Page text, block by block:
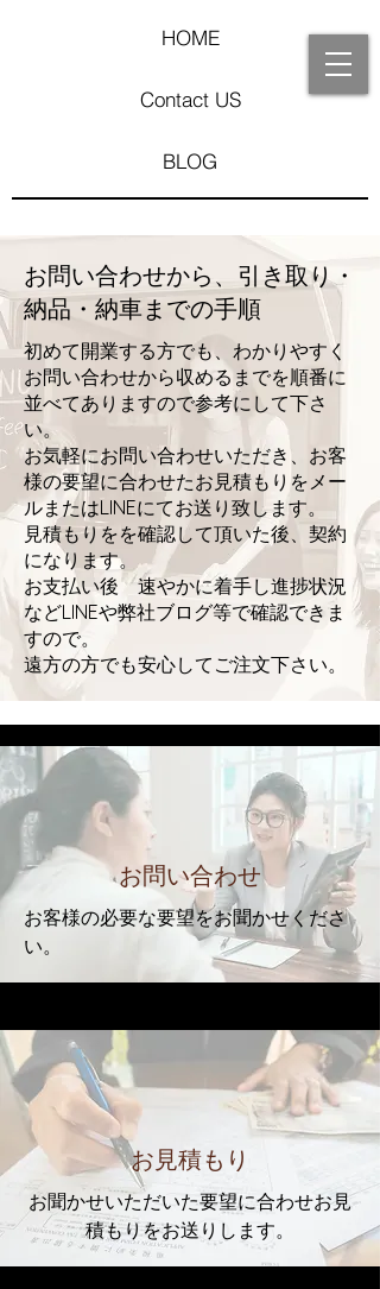
HOME
Contact US
BLOG
​お問い合わせから、引き取り・
納品・納車までの手順
​初めて開業する方でも、わかりやすく
お問い合わせから収めるまでを順番に
並べてありますので参考にして下さ
い。
お気軽にお問い合わせいただき、お客
様の要望に合わせたお見積もりをメー
ルまたはLINEにてお送り致します。
​見積もりをを確認して頂いた後、契約
になります。
お支払い後 速やかに着手し進捗状況
などLINEや弊社ブログ等で確認できま
すので。
​遠方の方でも安心してご注文下さい。
お問い合わせ
お客様の必要な要望をお聞かせくださ
い。
お見積もり
お聞かせいただいた要望に合わせお見
積もりをお送りします。